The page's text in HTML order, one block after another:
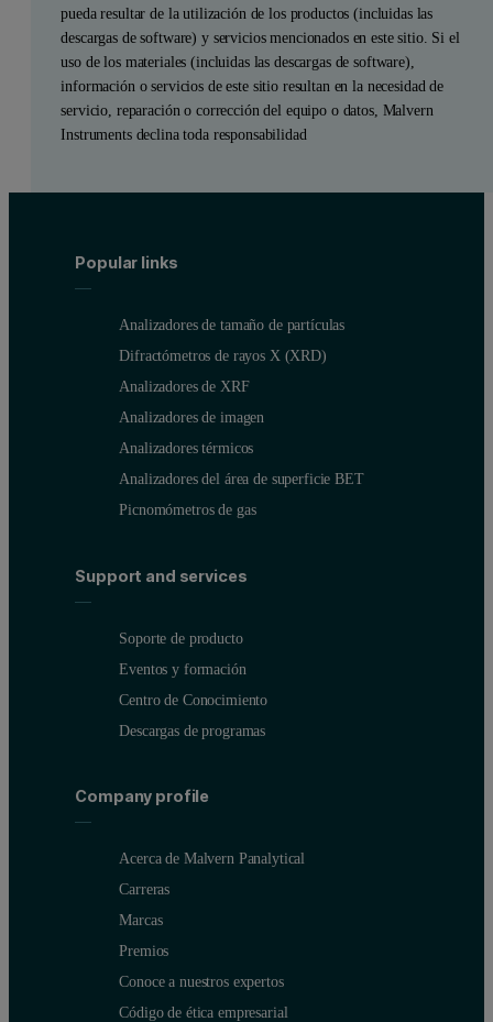
pueda resultar de la utilización de los productos (incluidas las
descargas de software) y servicios mencionados en este sitio. Si el
uso de los materiales (incluidas las descargas de software),
información o servicios de este sitio resultan en la necesidad de
servicio, reparación o corrección del equipo o datos, Malvern
Instruments declina toda responsabilidad
Popular links
Analizadores de tamaño de partículas
Difractómetros de rayos X (XRD)
Analizadores de XRF
Analizadores de imagen
Analizadores térmicos
Analizadores del área de superficie BET
Picnomómetros de gas
Support and services
Soporte de producto
Eventos y formación
Centro de Conocimiento
Descargas de programas
Company profile
Acerca de Malvern Panalytical
Carreras
Marcas
Premios
Conoce a nuestros expertos
Código de ética empresarial